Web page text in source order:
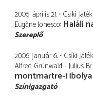
2006. április 21. Csíki
Eugčne Ionesco Haláli
Szereplő
2006. január 6. Csíki
Alfred Grünwald - Julius
montmartre-i ibolya
Színigazgató